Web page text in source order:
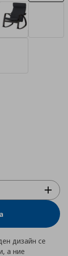
дизайн се
а ние